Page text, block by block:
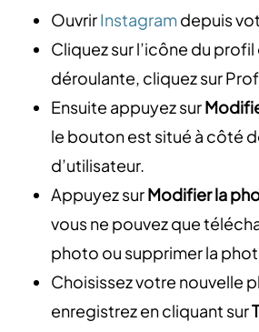
OuvrirInstagramdepuis
Cliquez sur l’icône du
déroulante, cliquez sur
Ensuite appuyez sur
le bouton est situé à côté
d’utilisateur.
Appuyez surModifier la
vous ne pouvez que
photo ou supprimer la
Choisissez votre nouvelle
enregistrez en cliquant sur